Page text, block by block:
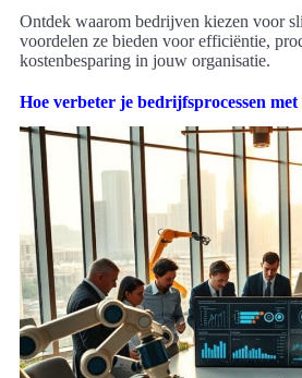
Ontdek waarom bedrijven kiezen voor
voordelen ze bieden voor efficiëntie,
kostenbesparing in jouw organisatie.
Hoe verbeter je bedrijfsprocessen